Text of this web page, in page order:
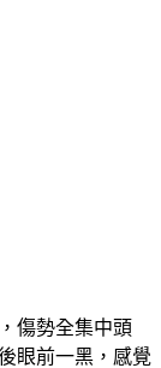
傷勢全集中頭
眼前一黑，感覺